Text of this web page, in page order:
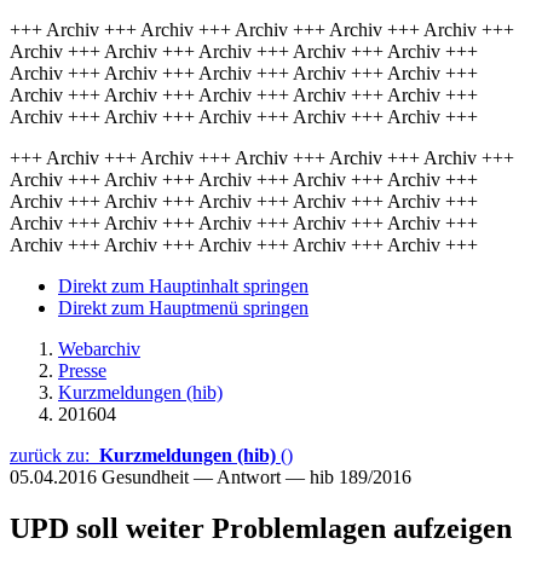
+++ Archiv +++ Archiv +++ Archiv +++ Archiv +++ Archiv +++
Archiv +++ Archiv +++ Archiv +++ Archiv +++ Archiv +++
Archiv +++ Archiv +++ Archiv +++ Archiv +++ Archiv +++
Archiv +++ Archiv +++ Archiv +++ Archiv +++ Archiv +++
Archiv +++ Archiv +++ Archiv +++ Archiv +++ Archiv +++
+++ Archiv +++ Archiv +++ Archiv +++ Archiv +++ Archiv +++
Archiv +++ Archiv +++ Archiv +++ Archiv +++ Archiv +++
Archiv +++ Archiv +++ Archiv +++ Archiv +++ Archiv +++
Archiv +++ Archiv +++ Archiv +++ Archiv +++ Archiv +++
Archiv +++ Archiv +++ Archiv +++ Archiv +++ Archiv +++
Direkt zum Hauptinhalt springen
Direkt zum Hauptmenü springen
Webarchiv
Presse
Kurzmeldungen (hib)
201604
zurück zu: Kurzmeldungen (hib) ()
05.04.2016 Gesundheit — Antwort — hib 189/2016
UPD soll weiter Problemlagen aufzeigen